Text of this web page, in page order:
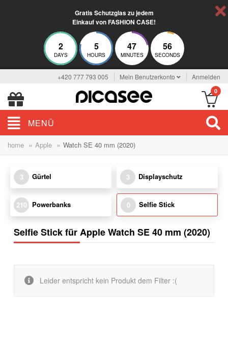
Gratis Schutzglas zu jedem
Einkauf von FASHION CASE!
2
DAYS
5
HOURS
47
MINUTES
56
SECONDS
+420 777 793 005 Mein Benutzerkonto Anmelden
0
MENÜ
home » Apple » Watch SE 40 mm (2020)
3 Gürtel 3 Displayschutz
210 Powerbanks 0 Selfie Stick
Selfie Stick für Apple Watch SE 40 mm (2020)
Leider entspricht kein Produkt dem Filter :(